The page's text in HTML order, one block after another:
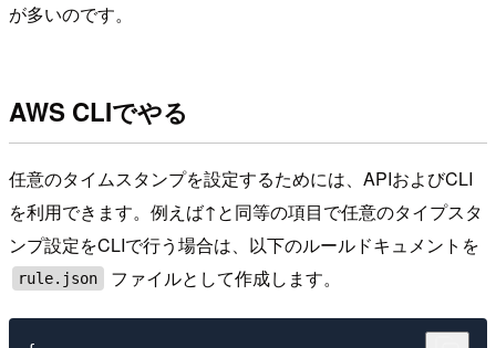
が多いのです。
AWS CLIでやる
任意のタイムスタンプを設定するためには、APIおよびCLI
を利用できます。例えば↑と同等の項目で任意のタイプスタ
ンプ設定をCLIで行う場合は、以下のルールドキュメントを
rule.json ファイルとして作成します。